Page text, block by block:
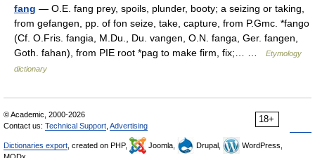
fang — O.E. fang prey, spoils, plunder, booty; a seizing or taking,
from gefangen, pp. of fon seize, take, capture, from P.Gmc. *fango
(Cf. O.Fris. fangia, M.Du., Du. vangen, O.N. fanga, Ger. fangen,
Goth. fahan), from PIE root *pag to make firm, fix;… …
Etymology
dictionary
18+
© Academic, 2000-2026
Contact us: Technical Support Advertising
Dictionaries export , created on PHP, Joomla, Drupal,
WordPress,